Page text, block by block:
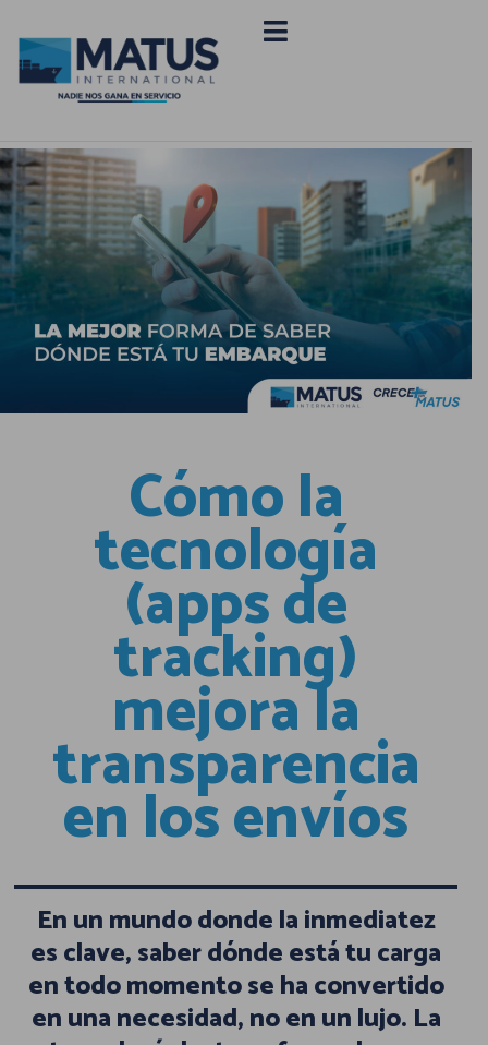
Cómo la
tecnología
(apps de
tracking)
mejora la
transparencia
en los envíos
En un mundo donde la inmediatez
es clave, saber dónde está tu carga
en todo momento se ha convertido
en una necesidad, no en un lujo. La